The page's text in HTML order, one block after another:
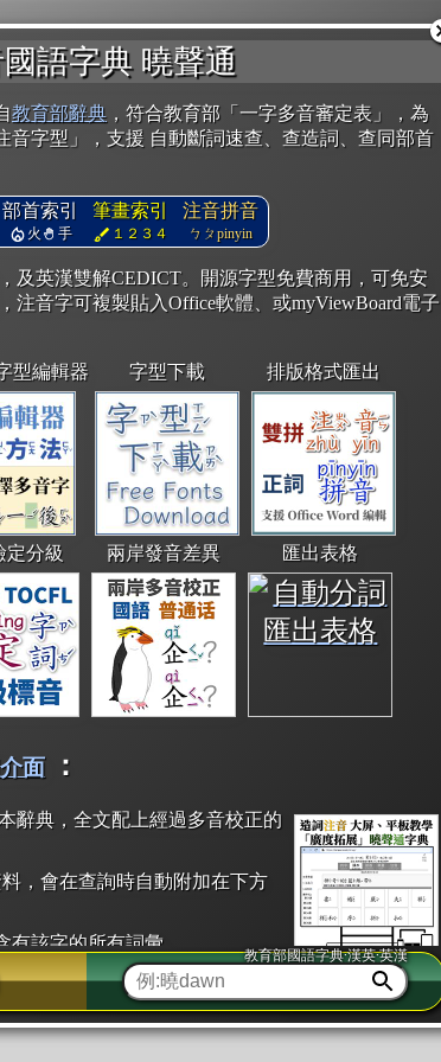
語字典 曉聲通
教育部辭典 ，符合教育部「一字多音審定表」，為
音字型」，支援 自動斷詞速查、查造詞、查同部首
部首索引
火 手
筆畫索引
１２３４
注音拼音
ㄅㄆpinyin
及英漢雙解CEDICT。開源字型免費商用，可免安
，注音字可複製貼入Office軟體、或myViewBoard電子
型編輯器 字型下載 排版格式匯出
定分級 兩岸發音差異 匯出表格
面 ：
辭典，全文配上經過多音校正的
，會在查詢時自動附加在下方
該字的所有詞彙。
部首字」。也支援查詢「同注音」或「同筆畫」。
詞，點擊便可瞬間「連續查詢」此字詞的解釋，不
教育部國語字典·漢英·英漢